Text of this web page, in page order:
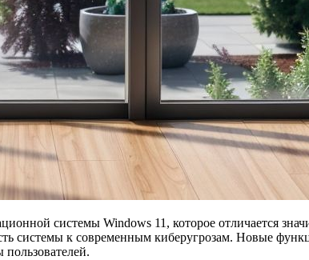
к современным киберугрозам. Новые